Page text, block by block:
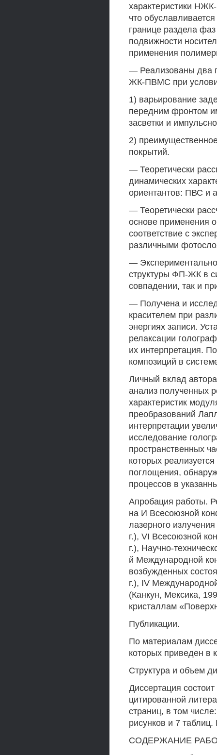
характеристики
что
границе раздела
подвижности
применения
— Реализованы два
ЖК-ПВМС при
1) варьирование
передним фронтом
засветки и
2)
покрытий.
— Теоретически
динамических
ориентантов: ПВС и
— Теоретически
основе применения
соответствие с
различными
—
структуры ФП-ЖК в
совпадении, так и
— Получена и
красителем при
энергиях записи.
релаксации
их интерпретация.
композиций в
Личный вклад
анализ полученных
характеристик
преобразований
интерпретации
исследование
пространственных
которых
поглощения,
процессов в
Апробация работы.
на И Всесоюзной
лазерного
г.), VI Всесоюзной
г.), Научно-
й Международной
возбужденных
г.), IV
(Канкун, Мексика,
кристаллам
Публикации.
По материалам
которых приведен в
Структура и объем
Диссертация
цитированной
страниц, в том
рисунков и 7
СОДЕРЖАНИЕ